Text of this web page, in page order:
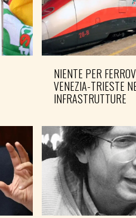
NIENTE PER
VENEZIA-TRIESTE
INFRASTRUTTURE